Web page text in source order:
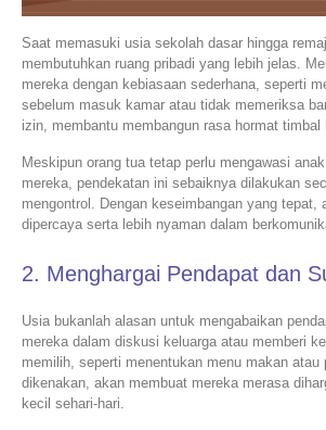
Saat memasuki usia sekolah dasar hingga
membutuhkan ruang pribadi yang lebih jelas.
mereka dengan kebiasaan sederhana, seperti
sebelum masuk kamar atau tidak memeriksa
izin, membantu membangun rasa hormat timbal
Meskipun orang tua tetap perlu mengawasi
mereka, pendekatan ini sebaiknya dilakukan
mengontrol. Dengan keseimbangan yang tepat,
dipercaya serta lebih nyaman dalam
2. Menghargai Pendapat dan
Usia bukanlah alasan untuk mengabaikan
mereka dalam diskusi keluarga atau memberi
memilih, seperti menentukan menu makan atau
dikenakan, akan membuat mereka merasa
kecil sehari-hari.